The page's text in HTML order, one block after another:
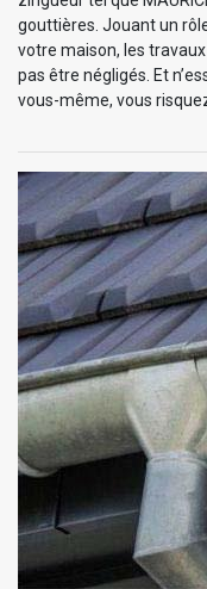
gouttières. Jouant un
votre maison, les
pas être négligés. Et
vous-même, vous